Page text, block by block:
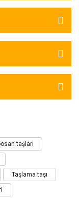
taşları
Taşlama taşı